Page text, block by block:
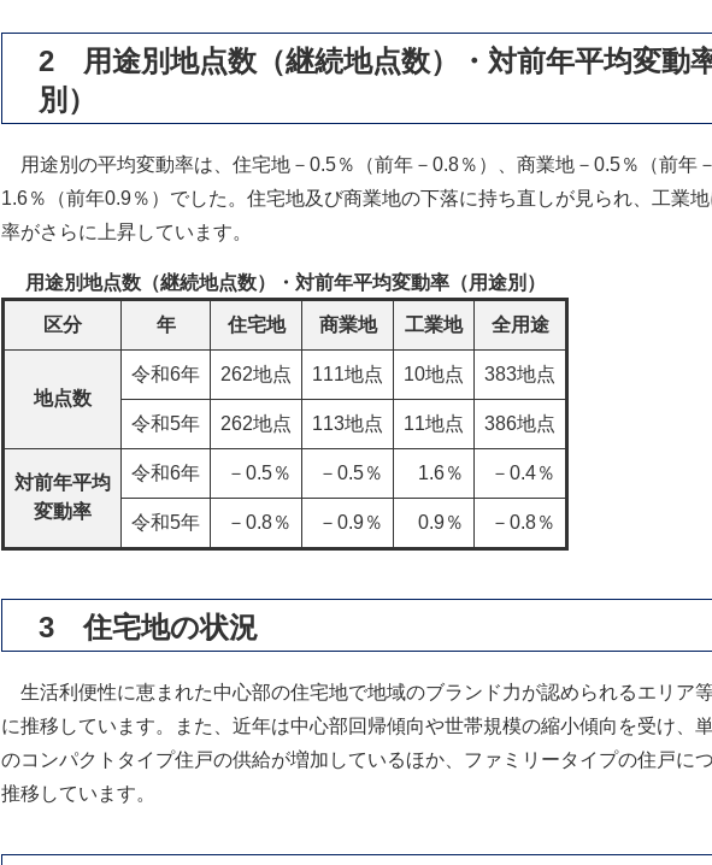
2 用途別地点数（継続地点数）・対前年平均変動
別）
用途別の平均変動率は、住宅地－0.5％（前年－0.8％）、商業地－0.5％（前年
1.6％（前年0.9％）でした。住宅地及び商業地の下落に持ち直しが見られ、工業
率がさらに上昇しています。
用途別地点数（継続地点数）・対前年平均変動率（用途別）
区分 年 住宅地 商業地 工業地 全用途
地点数
令和6年 262地点 111地点 10地点 383地点
令和5年 262地点 113地点 11地点 386地点
対前年平均
変動率
令和6年 －0.5％ －0.5％ 1.6％ －0.4％
令和5年 －0.8％ －0.9％ 0.9％ －0.8％
3 住宅地の状況
生活利便性に恵まれた中心部の住宅地で地域のブランド力が認められるエリア
に推移しています。また、近年は中心部回帰傾向や世帯規模の縮小傾向を受け、
のコンパクトタイプ住戸の供給が増加しているほか、ファミリータイプの住戸に
推移しています。